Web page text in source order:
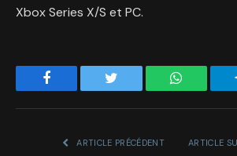
Xbox Series X/S et PC.
Facebook Twitter WhatsApp
ARTICLE PRÉCÉDENT ARTICLE